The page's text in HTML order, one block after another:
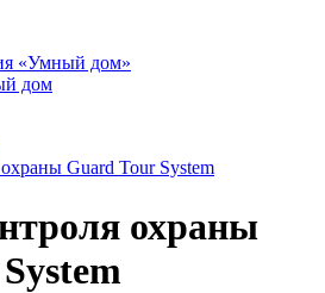
«Умный дом»
дом
Guard Tour System
охраны